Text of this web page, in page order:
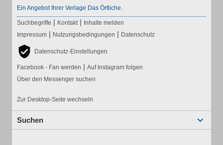
Ein Angebot Ihrer Verlage Das Örtliche.
Suchbegriffe | Kontakt | Inhalte melden
Impressum | Nutzungsbedingungen | Datenschutz
Datenschutz-Einstellungen
Facebook - Fan werden | Auf Instagram folgen
Über den Messenger suchen
Zur Desktop-Seite wechseln
Suchen